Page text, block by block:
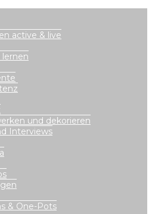
active & live
lernen
und dekorieren
Interviews
& One-Pots